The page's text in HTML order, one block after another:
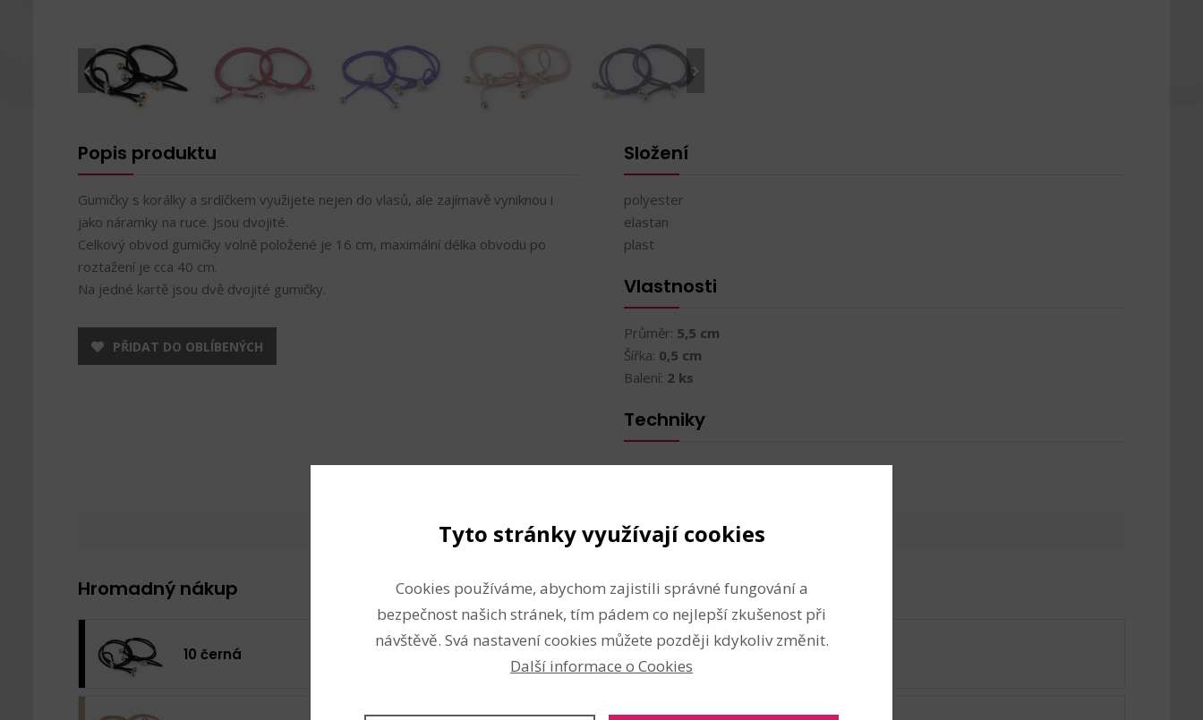
Popis produktu
Gumičky s korálky a srdíčkem využijete nejen do vlasů, ale zajímavě vyniknou i
jako náramky na ruce. Jsou dvojité.
Celkový obvod gumičky volně položené je 16 cm, maximální délka obvodu po
roztažení je cca 40 cm.
Na jedné kartě jsou dvě dvojité gumičky.
PŘIDAT DO OBLÍBENÝCH
Složení
polyester
elastan
plast
Vlastnosti
Průměr: 5,5 cm
Šířka: 0,5 cm
Balení: 2 ks
Techniky
Nahlásit problém
Hromadný nákup
10 černá
Tyto stránky využívají cookies
Cookies používáme, abychom zajistili správné fungování a
bezpečnost našich stránek, tím pádem co nejlepší zkušenost při
návštěvě. Svá nastavení cookies můžete později kdykoliv změnit.
Další informace o Cookies